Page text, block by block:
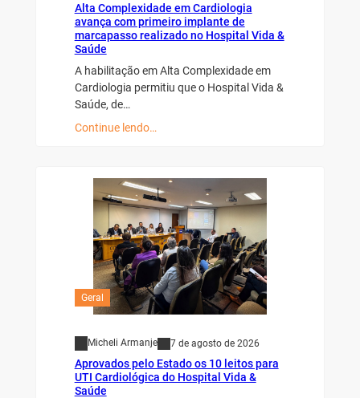
Alta Complexidade em Cardiologia
avança com primeiro implante de
marcapasso realizado no Hospital Vida &
Saúde
A habilitação em Alta Complexidade em
Cardiologia permitiu que o Hospital Vida &
Saúde, de…
Continue lendo…
Geral
Micheli Armanje 7 de agosto de 2026
Aprovados pelo Estado os 10 leitos para
UTI Cardiológica do Hospital Vida &
Saúde